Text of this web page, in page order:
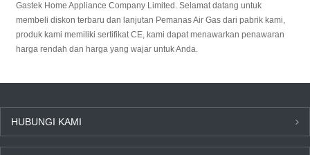
Gastek Home Appliance Company Limited. Selamat datang untuk
membeli diskon terbaru dan lanjutan Pemanas Air Gas dari pabrik kami,
produk kami memiliki sertifikat CE, kami dapat menawarkan penawaran
harga rendah dan harga yang wajar untuk Anda.
HUBUNGI KAMI